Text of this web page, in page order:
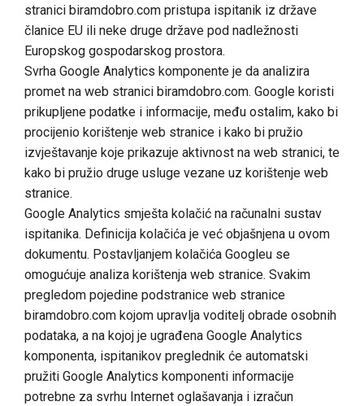
stranici biramdobro.com pristupa ispitanik iz države
članice EU ili neke druge države pod nadležnosti
Europskog gospodarskog prostora.
Svrha Google Analytics komponente je da analizira
promet na web stranici biramdobro.com. Google koristi
prikupljene podatke i informacije, među ostalim, kako bi
procijenio korištenje web stranice i kako bi pružio
izvještavanje koje prikazuje aktivnost na web stranici, te
kako bi pružio druge usluge vezane uz korištenje web
stranice.
Google Analytics smješta kolačić na računalni sustav
ispitanika. Definicija kolačića je već objašnjena u ovom
dokumentu. Postavljanjem kolačića Googleu se
omogućuje analiza korištenja web stranice. Svakim
pregledom pojedine podstranice web stranice
biramdobro.com kojom upravlja voditelj obrade osobnih
podataka, a na kojoj je ugrađena Google Analytics
komponenta, ispitanikov preglednik će automatski
pružiti Google Analytics komponenti informacije
potrebne za svrhu Internet oglašavanja i izračun